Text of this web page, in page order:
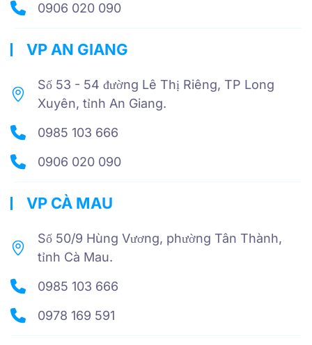
0906 020 090
VP AN GIANG
Số 53 - 54 đường Lê Thị Riêng, TP Long
Xuyên, tỉnh An Giang.
0985 103 666
0906 020 090
VP CÀ MAU
Số 50/9 Hùng Vương, phường Tân Thành,
tỉnh Cà Mau.
0985 103 666
0978 169 591